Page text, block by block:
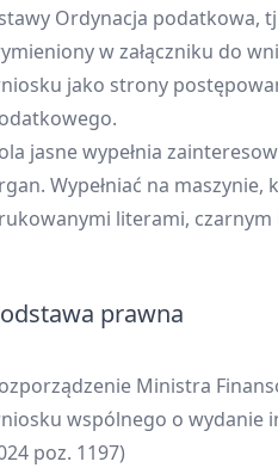
Ordynacja podatkowa,
w załączniku do
jako strony
jasne wypełnia
Wypełniać na
literami,
prawna
Ministra
wspólnego o wydanie
poz. 1197)